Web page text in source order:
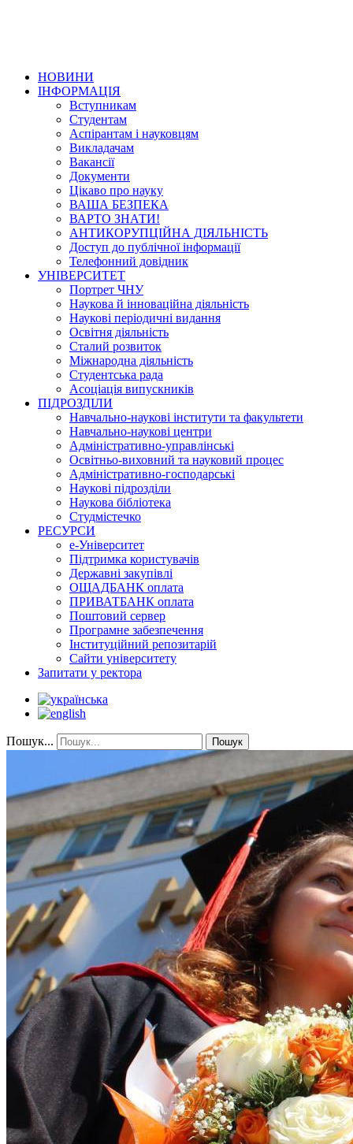
НОВИНИ
ІНФОРМАЦІЯ
Вступникам
Студентам
Аспірантам і науковцям
Викладачам
Вакансії
Документи
Цікаво про науку
ВАША БЕЗПЕКА
ВАРТО ЗНАТИ!
АНТИКОРУПЦІЙНА ДІЯЛЬНІСТЬ
Доступ до публічної інформації
Телефонний довідник
УНІВЕРСИТЕТ
Портрет ЧНУ
Наукова й інноваційна діяльність
Наукові періодичні видання
Освітня діяльність
Сталий розвиток
Міжнародна діяльність
Студентська рада
Асоціація випускників
ПІДРОЗДІЛИ
Навчально-наукові інститути та факультети
Навчально-наукові центри
Адміністративно-управлінські
Освітньо-виховний та науковий процес
Адміністративно-господарські
Наукові підрозділи
Наукова бібліотека
Студмістечко
РЕСУРСИ
е-Університет
Підтримка користувачів
Державні закупівлі
ОЩАДБАНК оплата
ПРИВАТБАНК оплата
Поштовий сервер
Програмне забезпечення
Інституційний репозитарій
Сайти університету
Запитати у ректора
Пошук... Пошук